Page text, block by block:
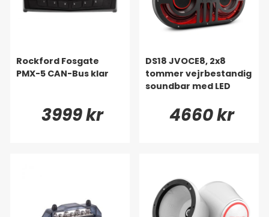
Rockford Fosgate
PMX-5 CAN-Bus klar
3999 kr
DS18 JVOCE8, 2x8
tommer vejrbestandig
soundbar med LED
4660 kr